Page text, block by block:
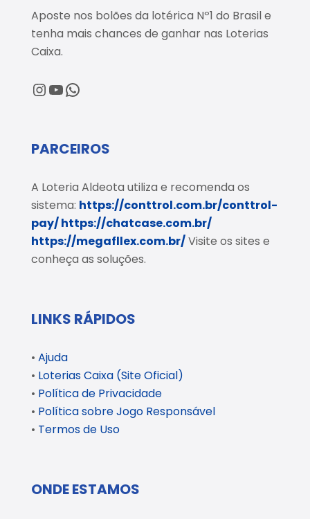
Aposte nos bolões da lotérica Nº1 do Brasil e
tenha mais chances de ganhar nas Loterias
Caixa.
@loteriaaldeota
@loteriaaldeota
Central de Atendimento
PARCEIROS
A Loteria Aldeota utiliza e recomenda os
sistema: https://conttrol.com.br/conttrol-
pay/https://chatcase.com.br/
https://megafllex.com.br/Visite os sites e
conheça as soluções.
LINKS RÁPIDOS
• Ajuda
• Loterias Caixa (Site Oficial)
• Política de Privacidade
• Política sobre Jogo Responsável
• Termos de Uso
ONDE ESTAMOS